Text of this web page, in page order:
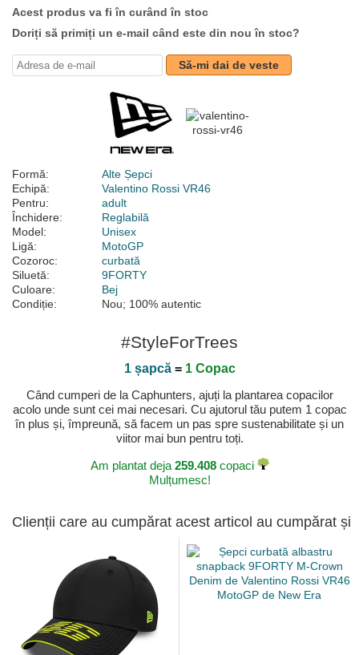
Acest produs va fi în curând în stoc
Doriți să primiți un e-mail când este din nou în stoc?
Să-mi dai de veste
Formă:
Alte Șepci
Echipă:
Valentino Rossi VR46
Pentru:
adult
Închidere:
Reglabilă
Model:
Unisex
Ligă:
MotoGP
Cozoroc:
curbată
Siluetă:
9FORTY
Culoare:
Bej
Condiție:
Nou; 100% autentic
#StyleForTrees
1 șapcă= 1 Copac
Când cumperi de la Caphunters, ajuți la plantarea copacilor
acolo unde sunt cei mai necesari. Cu ajutorul tău putem 1 copac
în plus și, împreună, să facem un pas spre sustenabilitate și un
viitor mai bun pentru toți.
Am plantat deja 259.408copaci
Mulțumesc!
Clienții care au cumpărat acest articol au cumpărat și